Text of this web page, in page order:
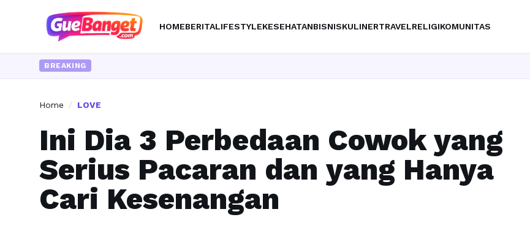
HOMEBERITALIFESTYLEKESEHATANBISNISKULINERTRAVELRELIGIKOMUNITAS
BREAKING
Home / LOVE
Ini Dia 3 Perbedaan Cowok yang
Serius Pacaran dan yang Hanya
Cari Kesenangan